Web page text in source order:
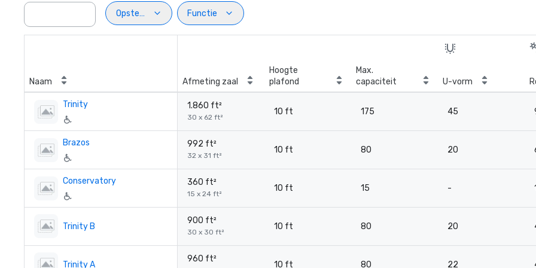
Opstelling
Functie
Naam Afmeting zaal
Hoogte
plafond
Max.
capaciteit
U-vorm
Trinity 1.860 ft²
30 x 62 ft²
10 ft 175 45
Brazos 992 ft²
32 x 31 ft²
10 ft 80 20
Conservatory 360 ft²
15 x 24 ft²
10 ft 15 -
Trinity B
900 ft²
30 x 30 ft²
10 ft 80 20
Trinity A
960 ft²
10 ft 80 22